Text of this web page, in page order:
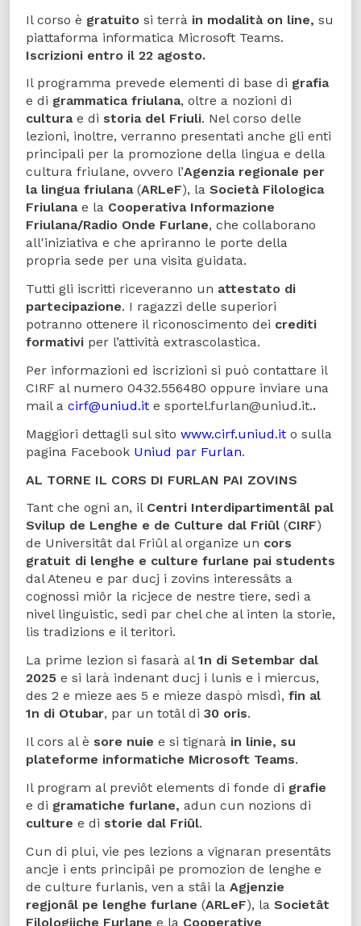
Il corso è gratuito si terrà in modalità on line, su
piattaforma informatica Microsoft Teams.
Iscrizioni entro il 22 agosto.
Il programma prevede elementi di base di grafia
e di grammatica friulana, oltre a nozioni di
culturae di storia del Friuli. Nel corso delle
lezioni, inoltre, verranno presentati anche gli enti
principali per la promozione della lingua e della
cultura friulane, ovvero l’Agenzia regionale per
la lingua friulana(ARLeF), la Società Filologica
Friulanae la Cooperativa Informazione
Friulana/Radio Onde Furlane, che collaborano
all'iniziativa e che apriranno le porte della
propria sede per una visita guidata.
Tutti gli iscritti riceveranno un attestato di
partecipazione. I ragazzi delle superiori
potranno ottenere il riconoscimento dei crediti
formativi per l’attività extrascolastica.
Per informazioni ed iscrizioni si può contattare il
CIRF al numero 0432.556480 oppure inviare una
mail a cirf@uniud.it e sportel.furlan@uniud.it..
Maggiori dettagli sul sito www.cirf.uniud.it o sulla
pagina Facebook Uniud par Furlan.
AL TORNE IL CORS DI FURLAN PAI ZOVINS
Tant che ogni an, il Centri Interdipartimentâl pal
Svilup de Lenghe e de Culture dal Friûl (CIRF)
de Universitât dal Friûl al organize un cors
gratuit di lenghe e culture furlane pai students
dal Ateneu e par ducj i zovins interessâts a
cognossi miôr la ricjece de nestre tiere, sedi a
nivel linguistic, sedi par chel che al inten la storie,
lis tradizions e il teritori.
La prime lezion si fasarà al 1n di Setembar dal
2025 e si larà indenant ducj i lunis e i miercus,
des 2 e mieze aes 5 e mieze daspò misdì, fin al
1n di Otubar, par un totâl di 30 oris.
Il cors al è sore nuie e si tignarà in linie, su
plateforme informatiche Microsoft Teams.
Il program al previôt elements di fonde di grafie
e di gramatiche furlane, adun cun nozions di
culture e di storie dal Friûl.
Cun di plui, vie pes lezions a vignaran presentâts
ancje i ents principâi pe promozion de lenghe e
de culture furlanis, ven a stâi la Agjenzie
regjonâl pe lenghe furlane (ARLeF), la Societât
Filologjiche Furlane e la Cooperative